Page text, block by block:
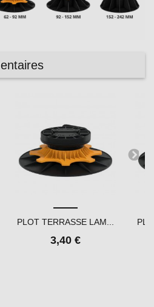
PLOT TERRASSE LAM...
3,40 €